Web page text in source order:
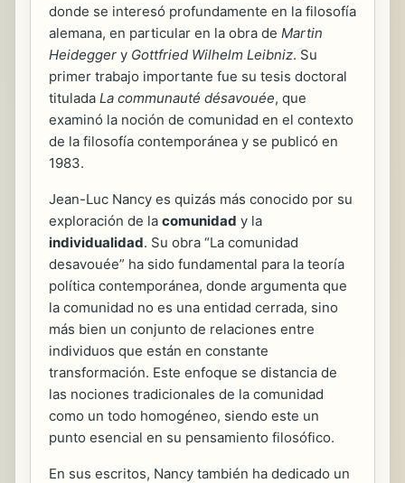
donde se interesó profundamente en la filosofía
alemana, en particular en la obra de Martin
Heidegger y Gottfried Wilhelm Leibniz. Su
primer trabajo importante fue su tesis doctoral
titulada La communauté désavouée, que
examinó la noción de comunidad en el contexto
de la filosofía contemporánea y se publicó en
1983.
Jean-Luc Nancy es quizás más conocido por su
exploración de la comunidad y la
individualidad. Su obra “La comunidad
desavouée” ha sido fundamental para la teoría
política contemporánea, donde argumenta que
la comunidad no es una entidad cerrada, sino
más bien un conjunto de relaciones entre
individuos que están en constante
transformación. Este enfoque se distancia de
las nociones tradicionales de la comunidad
como un todo homogéneo, siendo este un
punto esencial en su pensamiento filosófico.
En sus escritos, Nancy también ha dedicado un